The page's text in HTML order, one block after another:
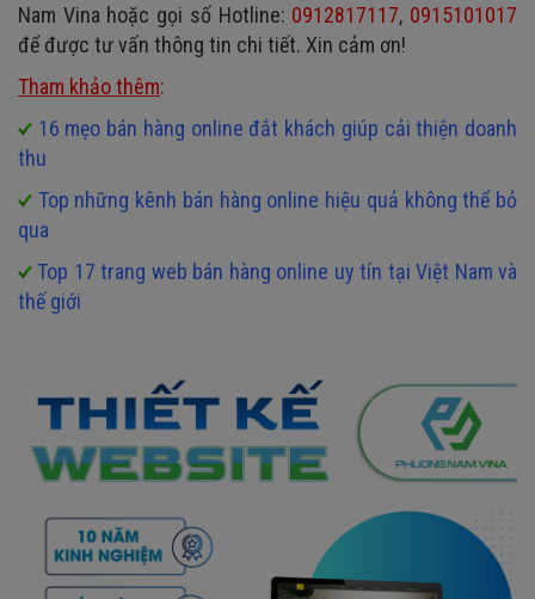
Nam Vina hoặc gọi số Hotline: 0912817117, 0915101017
để được tư vấn thông tin chi tiết. Xin cảm ơn!
Tham khảo thêm:
16 mẹo bán hàng online đắt khách giúp cải thiện doanh
thu
Top những kênh bán hàng online hiệu quả không thể bỏ
qua
Top 17 trang web bán hàng online uy tín tại Việt Nam và
thế giới